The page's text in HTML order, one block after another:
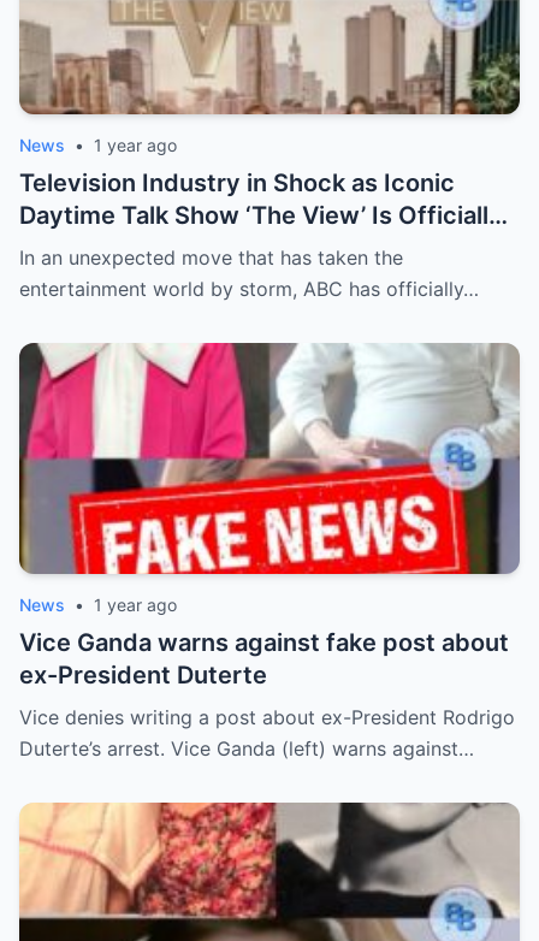
News • 1 year ago
Television Industry in Shock as Iconic
Daytime Talk Show ‘The View’ Is Officially
Canceled After Decades—Insiders Reveal
Behind-the-Scenes Drama, Ratings
Led to Its Sudden Demise
In an unexpected move that has taken the
entertainment world by storm, ABC has officially…
News • 1 year ago
Vice Ganda warns against fake post about
ex-President Duterte
Vice denies writing a post about ex-President Rodrigo
Duterte’s arrest. Vice Ganda (left) warns against…